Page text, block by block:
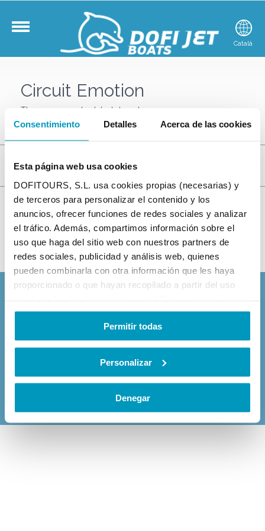
Consentimiento Detalles Acerca de las cookies
Esta página web usa cookies
DOFITOURS, S.L. usa cookies propias (necesarias) y
de terceros para personalizar el contenido y los
anuncios, ofrecer funciones de redes sociales y analizar
el tráfico. Además, compartimos información sobre el
uso que haga del sitio web con nuestros partners de
redes sociales, publicidad y análisis web, quienes
pueden combinarla con otra información que les haya
proporcionado o que hayan recopilado a partir del uso
Permitir todas
Personalizar
Denegar
English Català
Circuit Emotion
There are no scheduled departures
Services Information
Trip to Tossa de Mar
Cruises on the Costa Brava
c/ Sant Antoni 3. 1º-1ª 17300 Blanes (Girona)
+34 628 352 250
+34 972 352 021
Legal Notice·Privacy Policy·Cookies Policy·General contracting conditions